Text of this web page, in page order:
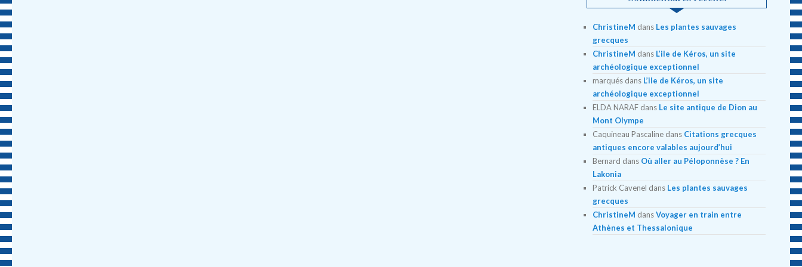
ChristineM dans Les plantes sauvages
grecques
ChristineM dans L’ile de Kéros, un site
archéologique exceptionnel
marquésdans L’ile de Kéros, un site
archéologique exceptionnel
ELDA NARAFdans Le site antique de Dion au
Mont Olympe
Caquineau Pascalinedans Citations grecques
antiques encore valables aujourd’hui
Bernard dans Où aller au Péloponnèse ? En
Lakonia
Patrick Cavenel dans Les plantes sauvages
grecques
ChristineM dansVoyager en train entre
Athènes et Thessalonique